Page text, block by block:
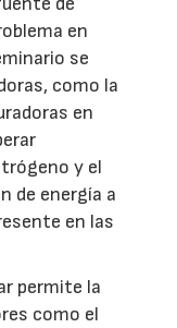
en
se
como la
en
y el
de energía a
en las
permite la
como el